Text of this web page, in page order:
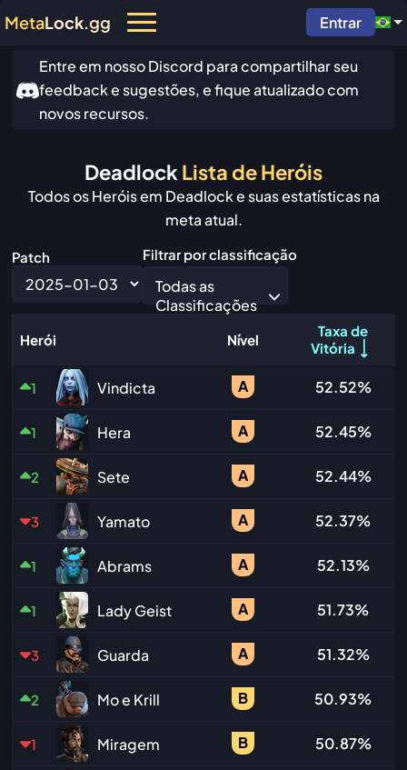
MetaLock.gg Entrar
Entre em nosso Discord para compartilhar seu
feedback e sugestões, e fique atualizado com
novos recursos.
Deadlock Lista de Heróis
Todos os Heróis em Deadlock e suas estatísticas na
meta atual.
Patch Filtrar por classificação
Todas as
Classificações
Herói Nível
Taxa de
Vitória
1 Vindicta A 52.52%
1 Hera A 52.45%
2 Sete A 52.44%
3 Yamato A 52.37%
1 Abrams A 52.13%
1 Lady Geist A 51.73%
3 Guarda A 51.32%
2 Mo e Krill B 50.93%
1 Miragem B 50.87%